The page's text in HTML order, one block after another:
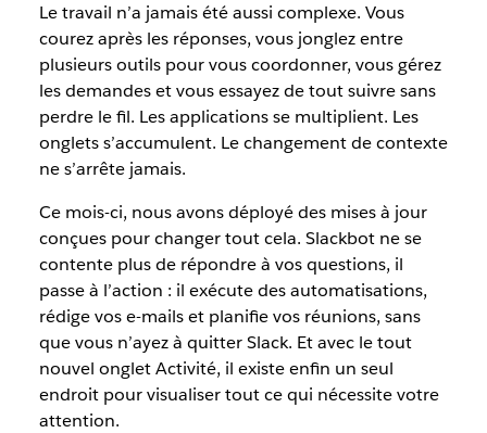
Le travail n’a jamais été aussi complexe. Vous
courez après les réponses, vous jonglez entre
plusieurs outils pour vous coordonner, vous gérez
les demandes et vous essayez de tout suivre sans
perdre le fil. Les applications se multiplient. Les
onglets s’accumulent. Le changement de contexte
ne s’arrête jamais.
Ce mois-ci, nous avons déployé des mises à jour
conçues pour changer tout cela. Slackbot ne se
contente plus de répondre à vos questions, il
passe à l’action : il exécute des automatisations,
rédige vos e-mails et planifie vos réunions, sans
que vous n’ayez à quitter Slack. Et avec le tout
nouvel onglet Activité, il existe enfin un seul
endroit pour visualiser tout ce qui nécessite votre
attention.